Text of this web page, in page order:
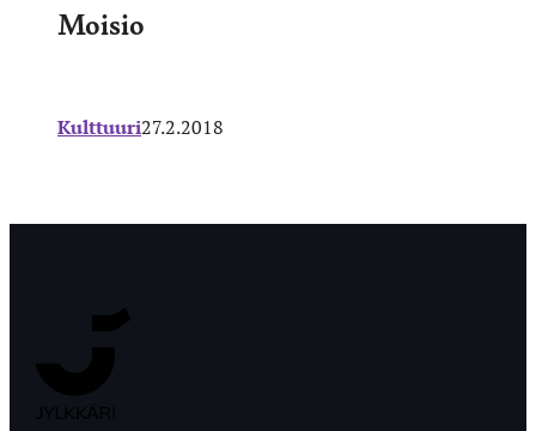
Moisio
Kulttuuri27.2.2018